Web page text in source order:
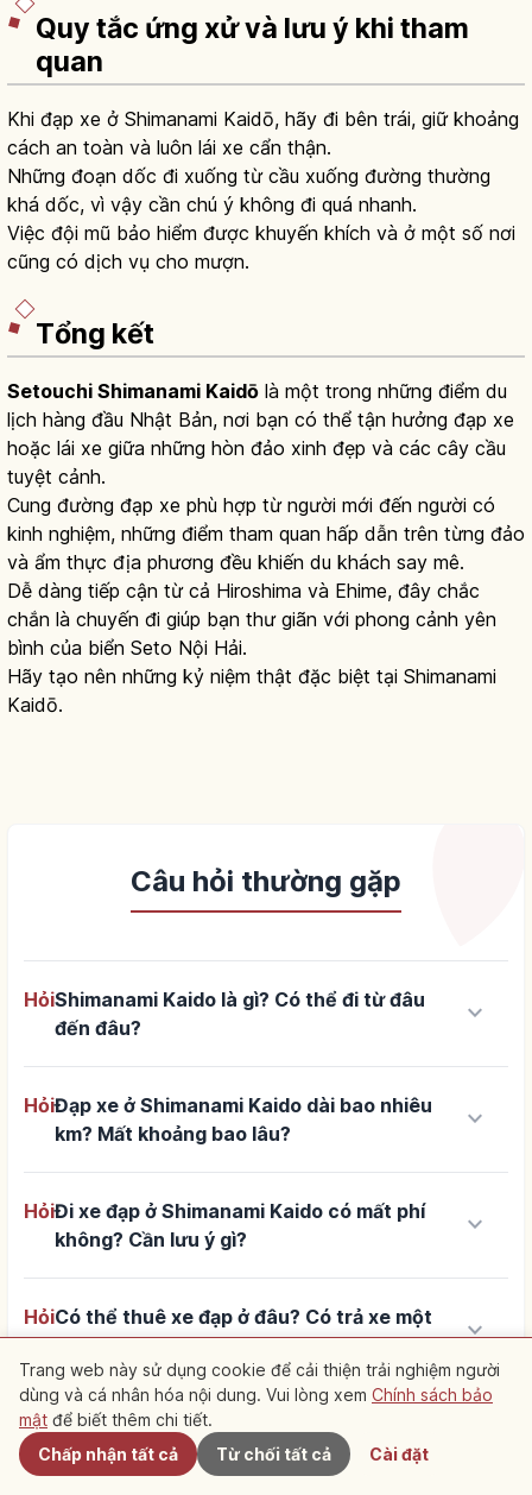
Quy tắc ứng xử và lưu ý khi tham
quan
Khi đạp xe ở Shimanami Kaidō, hãy đi bên trái, giữ khoảng
cách an toàn và luôn lái xe cẩn thận.
Những đoạn dốc đi xuống từ cầu xuống đường thường
khá dốc, vì vậy cần chú ý không đi quá nhanh.
Việc đội mũ bảo hiểm được khuyến khích và ở một số nơi
cũng có dịch vụ cho mượn.
Tổng kết
Setouchi Shimanami Kaidō là một trong những điểm du
lịch hàng đầu Nhật Bản, nơi bạn có thể tận hưởng đạp xe
hoặc lái xe giữa những hòn đảo xinh đẹp và các cây cầu
tuyệt cảnh.
Cung đường đạp xe phù hợp từ người mới đến người có
kinh nghiệm, những điểm tham quan hấp dẫn trên từng đảo
và ẩm thực địa phương đều khiến du khách say mê.
Dễ dàng tiếp cận từ cả Hiroshima và Ehime, đây chắc
chắn là chuyến đi giúp bạn thư giãn với phong cảnh yên
bình của biển Seto Nội Hải.
Hãy tạo nên những kỷ niệm thật đặc biệt tại Shimanami
Kaidō.
Câu hỏi thường gặp
HỏiShimanami Kaido là gì? Có thể đi từ đâu
đến đâu?
keyboard_arrow_down
HỏiĐạp xe ở Shimanami Kaido dài bao nhiêu
km? Mất khoảng bao lâu?
keyboard_arrow_down
HỏiĐi xe đạp ở Shimanami Kaido có mất phí
không? Cần lưu ý gì?
keyboard_arrow_down
HỏiCó thể thuê xe đạp ở đâu? Có trả xe một
chiều được không?
keyboard_arrow_down
HỏiCung đường nào phù hợp cho người mới
bắt đầu? Không đi hết tuyến có vẫn thú vị
không?
Gần đây
Trang web này sử dụng cookie để cải thiện trải nghiệm người
dùng và cá nhân hóa nội dung. Vui lòng xem Chính sách bảo
mật để biết thêm chi tiết.
Chấp nhận tất cả
Từ chối tất cả Cài đặt